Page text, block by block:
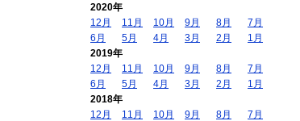
2020年
12月
11月 10月 9月 8月
7月
6月
5月 4月 3月 2月
1月
2019年
12月
11月 10月 9月 8月
7月
6月
5月 4月 3月 2月
1月
2018年
12月
11月 10月 9月 8月
7月